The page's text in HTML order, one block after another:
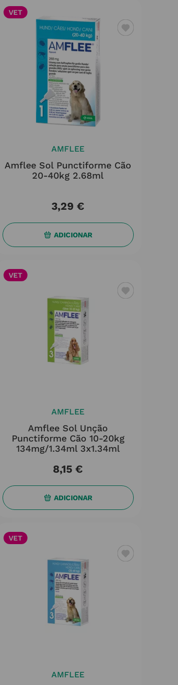
VET
AMFLEE
Amflee Sol Punctiforme Cão
20-40kg 2.68ml
3,29 €
ADICIONAR
VET
AMFLEE
Amflee Sol Unção
Punctiforme Cão 10-20kg
134mg/1.34ml 3x1.34ml
8,15 €
ADICIONAR
VET
AMFLEE